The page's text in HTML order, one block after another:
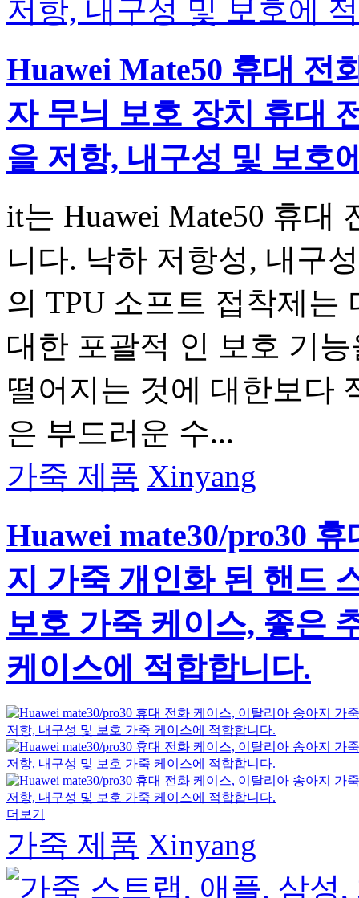
Huawei Mate50 휴대 전
자 무늬 보호 장치 휴대
을 저항, 내구성 및 보호
it는 Huawei Mate50 휴대
니다. 낙하 저항성, 내구
의 TPU 소프트 접착제는
대한 포괄적 인 보호 기
떨어지는 것에 대한보다
은 부드러운 수...
가죽 제품 Xinyang
Huawei mate30/pro30
지 가죽 개인화 된 핸드
보호 가죽 케이스, 좋은
케이스에 적합합니다.
더보기
가죽 제품 Xinyang